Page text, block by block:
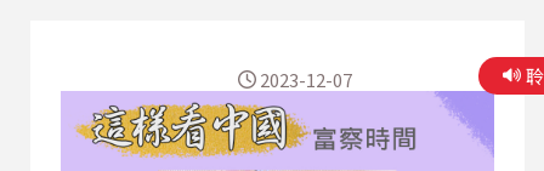
播放鍵圖案收聽，或透過Podcast平台搜尋「這樣
看中國 富察時間」收聽。) 【與節目互動】
EMAIL: 2020@rti.org.tw、
2023-12-07